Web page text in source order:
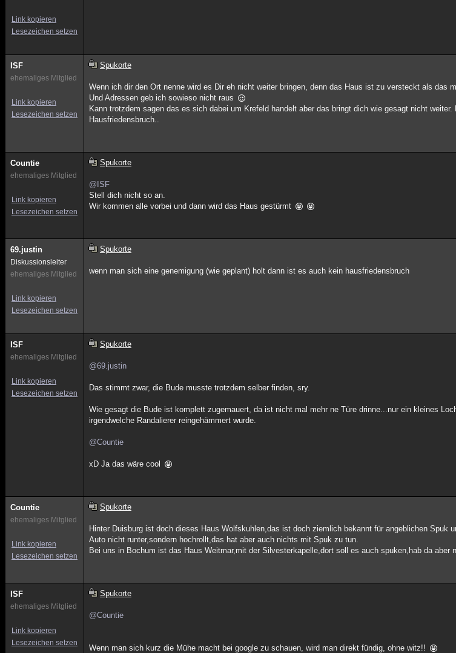
Link kopieren
Lesezeichen setzen
ISF
ehemaliges Mitglied
Link kopieren
Lesezeichen setzen
Spukorte
Wenn ich dir den Ort nenne wird es Dir eh nicht weiter bringen, denn das Haus ist zu versteckt als das
Und Adressen geb ich sowieso nicht raus
Kann trotzdem sagen das es sich dabei um Krefeld handelt aber das bringt dich wie gesagt nicht
Hausfriedensbruch..
Countie
ehemaliges Mitglied
Link kopieren
Lesezeichen setzen
Spukorte
@ISF
Stell dich nicht so an.
Wir kommen alle vorbei und dann wird das Haus gestürmt
69.justin
Diskussionsleiter
ehemaliges Mitglied
Link kopieren
Lesezeichen setzen
Spukorte
wenn man sich eine genemigung (wie geplant) holt dann ist es auch kein hausfriedensbruch
ISF
ehemaliges Mitglied
Link kopieren
Lesezeichen setzen
Spukorte
@69.justin
Das stimmt zwar, die Bude musste trotzdem selber finden, sry.
Wie gesagt die Bude ist komplett zugemauert, da ist nicht mal mehr ne Türe drinne...nur ein kleines
irgendwelche Randalierer reingehämmert wurde.
@Countie
xD Ja das wäre cool
Countie
ehemaliges Mitglied
Link kopieren
Lesezeichen setzen
Spukorte
Hinter Duisburg ist doch dieses Haus Wolfskuhlen,das ist doch ziemlich bekannt für angeblichen Spuk
Auto nicht runter,sondern hochrollt,das hat aber auch nichts mit Spuk zu tun.
Bei uns in Bochum ist das Haus Weitmar,mit der Silvesterkapelle,dort soll es auch spuken,hab da aber
ISF
ehemaliges Mitglied
Link kopieren
Lesezeichen setzen
Spukorte
@Countie
Wenn man sich kurz die Mühe macht bei google zu schauen, wird man direkt fündig, ohne witz!!